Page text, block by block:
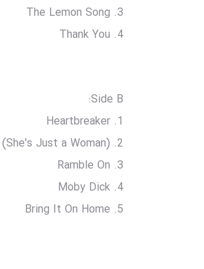
3. The Lemon Song
4. Thank You
Side B:
1. Heartbreaker
2. Living Loving Maid (She's Just a Woman)
3. Ramble On
4. Moby Dick
5. Bring It On Home